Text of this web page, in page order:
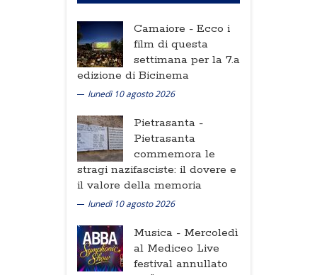
Camaiore - Ecco i
film di questa
settimana per la 7.a
edizione di Bicinema
lunedì 10 agosto 2026
Pietrasanta -
Pietrasanta
commemora le
stragi nazifasciste: il dovere e
il valore della memoria
lunedì 10 agosto 2026
Musica - Mercoledì
al Mediceo Live
festival annullato